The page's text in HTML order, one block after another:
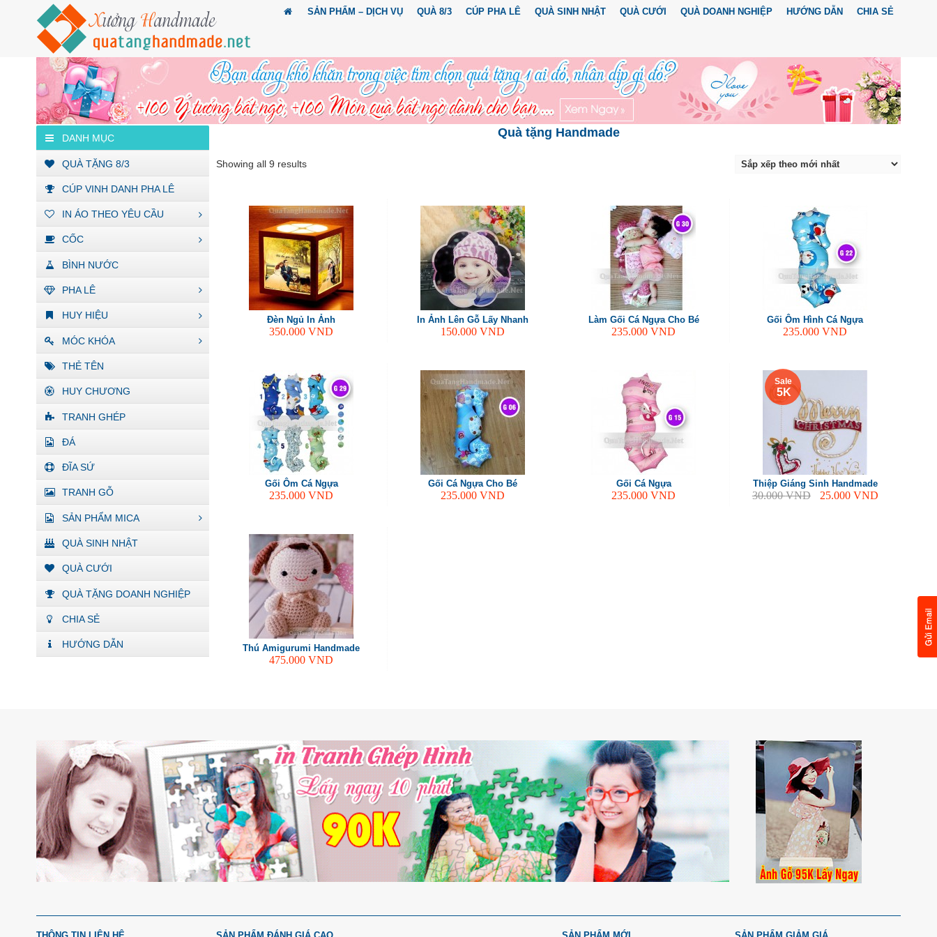
SẢN PHẨM – DỊCH VỤ QUÀ 8/3 CÚP PHA LÊ QUÀ SINH NHẬT QUÀ CƯỚI QUÀ DOANH NGHIỆP HƯỚNG DẪN CHIA SẺ
DANH MỤC
QUÀ TẶNG 8/3
CÚP VINH DANH PHA LÊ
IN ÁO THEO YÊU CẦU
CỐC
BÌNH NƯỚC
PHA LÊ
HUY HIỆU
MÓC KHÓA
THẺ TÊN
HUY CHƯƠNG
TRANH GHÉP
ĐÁ
ĐĨA SỨ
TRANH GỖ
SẢN PHẨM MICA
QUÀ SINH NHẬT
QUÀ CƯỚI
QUÀ TẶNG DOANH NGHIỆP
CHIA SẺ
HƯỚNG DẪN
Quà tặng Handmade
Showing all 9 results
Đèn Ngủ In Ảnh
350.000VND
In Ảnh Lên Gỗ Lấy Nhanh
150.000VND
Làm Gối Cá Ngựa Cho Bé
235.000VND
Gối Ôm Hình Cá Ngựa
235.000VND
Gối Ôm Cá Ngựa
235.000VND
Gối Cá Ngựa Cho Bé
235.000VND
Gối Cá Ngựa
235.000VND
Sale
5 K
Thiệp Giáng Sinh Handmade
30.000VND 25.000 VND
Thú Amigurumi Handmade
475.000VND
THÔNG TIN LIÊN HỆ SẢN PHẨM ĐÁNH GIÁ CAO SẢN PHẨM MỚI SẢN PHẨM GIẢM GIÁ